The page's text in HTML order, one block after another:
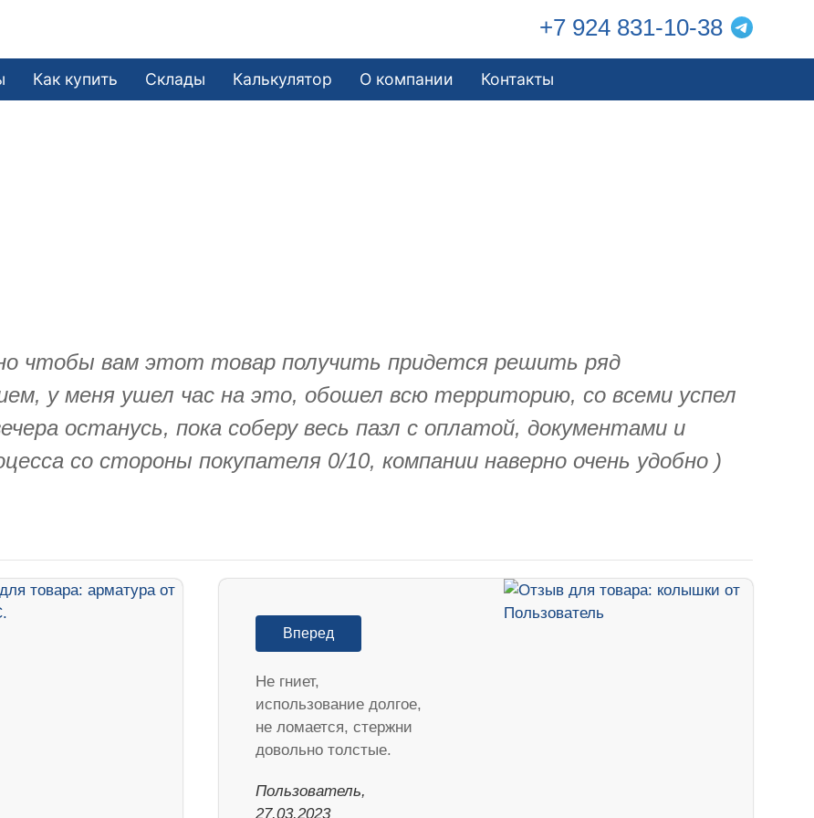
+7 924 831-10-38
Как купить Склады Калькулятор О компании Контакты
чтобы вам этот товар получить придется решить ряд
у меня ушел час на это, обошел всю территорию, со всеми успел
останусь, пока соберу весь пазл с оплатой, документами и
со стороны покупателя 0/10, компании наверно очень удобно )
Вперед
Не гниет,
использование долгое,
не ломается, стержни
довольно толстые.
Пользователь,
27.03.2023